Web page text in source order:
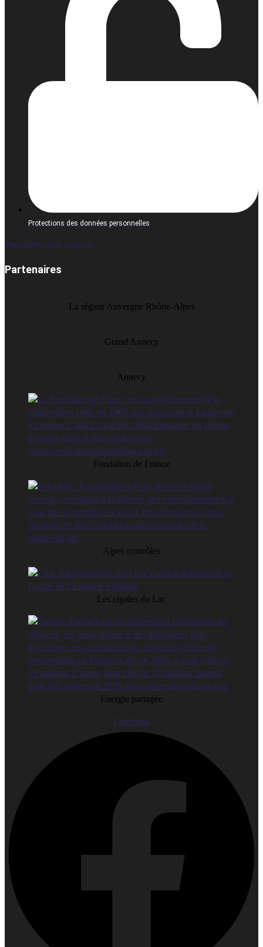
Protections des données personnelles
Paramétrer mes cookies
Partenaires
La région Auvergne Rhône-Alpes
Grand Annecy
Annecy
Fondation de France
Alpes contrôles
Les cigales du Lac
Energie partagée
Facebook